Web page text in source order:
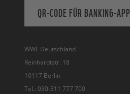
QR-CODE FÜR BANKING-APP
WWF Deutschland
Reinhardtstr. 18
10117 Berlin
Tel.: 030-311 777 700